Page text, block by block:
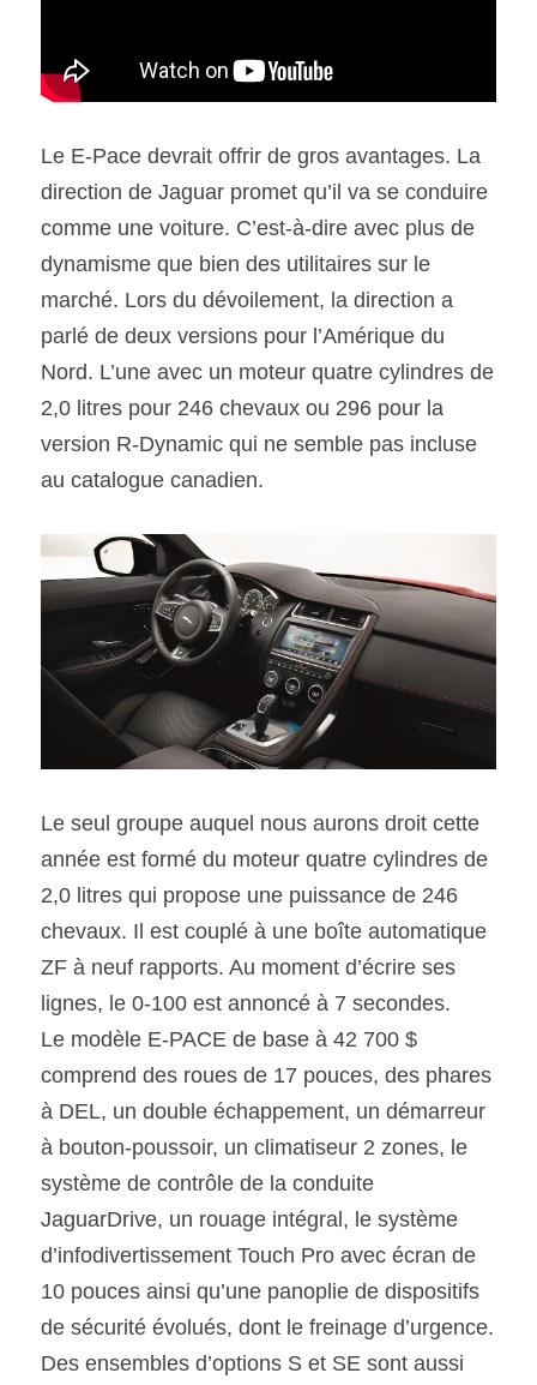
Le E-Pace devrait offrir de gros avantages. La
direction de Jaguar promet qu’il va se conduire
comme une voiture. C’est-à-dire avec plus de
dynamisme que bien des utilitaires sur le
marché. Lors du dévoilement, la direction a
parlé de deux versions pour l’Amérique du
Nord. L’une avec un moteur quatre cylindres de
2,0 litres pour 246 chevaux ou 296 pour la
version R-Dynamic qui ne semble pas incluse
au catalogue canadien.
Le seul groupe auquel nous aurons droit cette
année est formé du moteur quatre cylindres de
2,0 litres qui propose une puissance de 246
chevaux. Il est couplé à une boîte automatique
ZF à neuf rapports. Au moment d’écrire ses
lignes, le 0-100 est annoncé à 7 secondes.
Le modèle E-PACE de base à 42 700 $
comprend des roues de 17 pouces, des phares
à DEL, un double échappement, un démarreur
à bouton-poussoir, un climatiseur 2 zones, le
système de contrôle de la conduite
JaguarDrive, un rouage intégral, le système
d’infodivertissement Touch Pro avec écran de
10 pouces ainsi qu’une panoplie de dispositifs
de sécurité évolués, dont le freinage d’urgence.
Des ensembles d’options S et SE sont aussi